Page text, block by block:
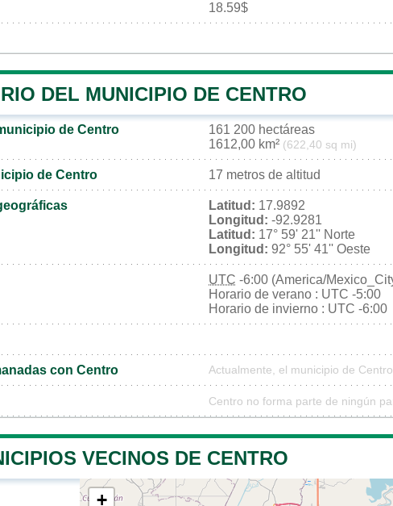
18.59$
DEL MUNICIPIO DE CENTRO
de Centro
161 200 hectáreas
1612,00 km² (622,40 sq mi)
de Centro 17 metros de altitud
Latitud: 17.9892
Longitud: -92.9281
Latitud: 17° 59' 21'' Norte
Longitud: 92° 55' 41'' Oeste
UTC -6:00 (America/
Horario de verano : UTC -5:00
Horario de invierno : UTC -6:00
con Centro Actualmente, el municipio de
Centro no forma parte de ningún
VECINOS DE CENTRO
+